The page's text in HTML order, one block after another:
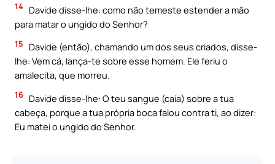
14 Davide disse-lhe: como não temeste estender a mão
para matar o ungido do Senhor?
15
Davide (então), chamando um dos seus criados, disse-
lhe: Vem cá, lança-te sobre esse homem. Ele feriu o
amalecita, que morreu.
16 Davide disse-lhe: O teu sangue (caia) sobre a tua
cabeça, porque a tua própria boca falou contra ti, ao dizer:
Eu matei o ungido do Senhor.